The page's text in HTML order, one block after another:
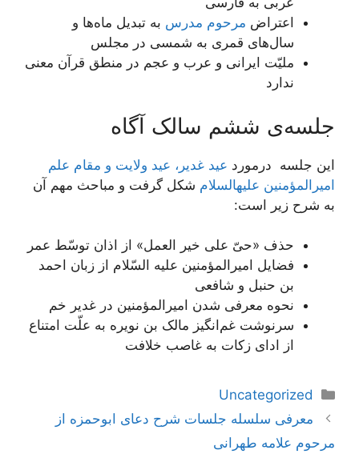
اعتراض مرحوم مدرس به تبدیل ماه‌ها و
سال‌های قمری به شمسی در مجلس
ملیّت ایرانی و عرب و عجم در منطق قرآن معنی
ندارد
جلسه‌ی ششم سالک آگاه
این جلسه درمورد عید غدیر، عید ولایت و مقام علم
امیرالمؤمنین علیه‏السلام شکل گرفت و مباحث مهم آن
به شرح زیر است:
حذف «حیّ علی خیر العمل» از اذان توسّط عمر
فضایل امیرالمؤمنین علیه السّلام از زبان احمد
بن حنبل و شافعی
نحوه معرفی شدن امیرالمؤمنین در غدیر خم
سرنوشت غم‌انگیز مالک بن نویره به علّت امتناع
از ادای زکات به غاصب خلافت
دسته‌ها
Uncategorized
ناوبریمعرفی سلسله جلسات شرح دعای ابوحمزه از
مرحوم علامه طهرانی